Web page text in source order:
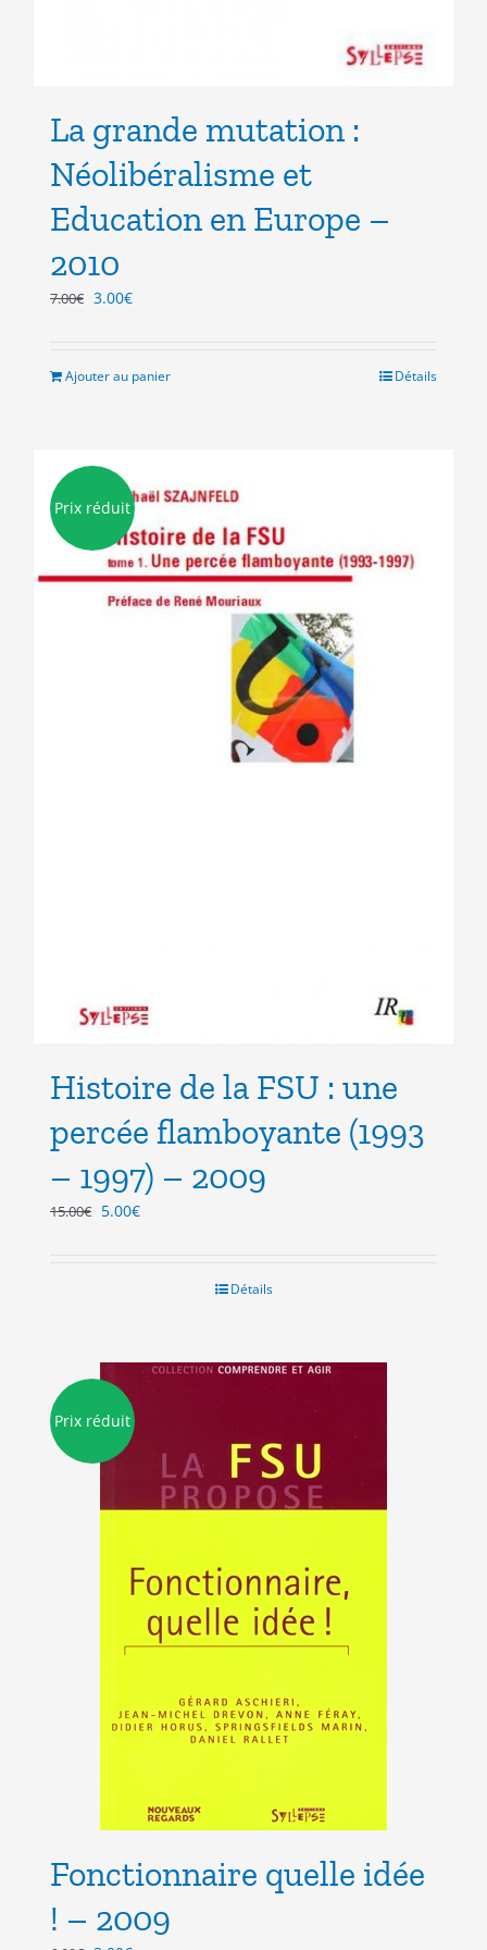
La grande mutation :
Néolibéralisme et
Education en Europe –
2010
7.00€ Le
était :
3.00€Le
est :
Ajouter au panier Détails
Prix réduit
Histoire de la FSU : une
percée flamboyante (1993
– 1997) – 2009
15.00€ Le
5.00€Le
Détails
Prix réduit
Fonctionnaire quelle idée
! – 2009